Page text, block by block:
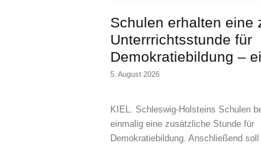
Schulen erhalten eine
Unterrrichtsstunde für
Demokratiebildung –
5. August 2026
KIEL. Schleswig-Holsteins Schulen
einmalig eine zusätzliche Stunde für
Demokratiebildung. Anschließend